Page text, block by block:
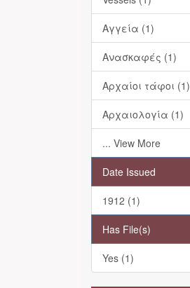
Αγγεία (1)
Ανασκαφές (1)
Αρχαίοι τάφοι (1)
Αρχαιολογία (1)
... View More
Date Issued
1912 (1)
Has File(s)
Yes (1)